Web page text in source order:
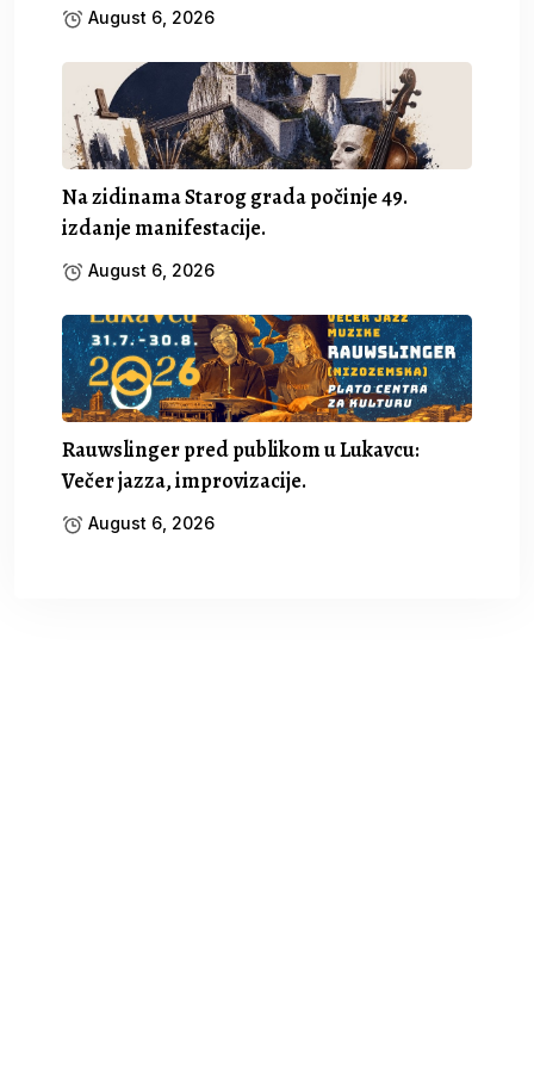
August 6, 2026
Na zidinama Starog grada počinje 49.
izdanje manifestacije.
August 6, 2026
Rauwslinger pred publikom u Lukavcu:
Večer jazza, improvizacije.
August 6, 2026